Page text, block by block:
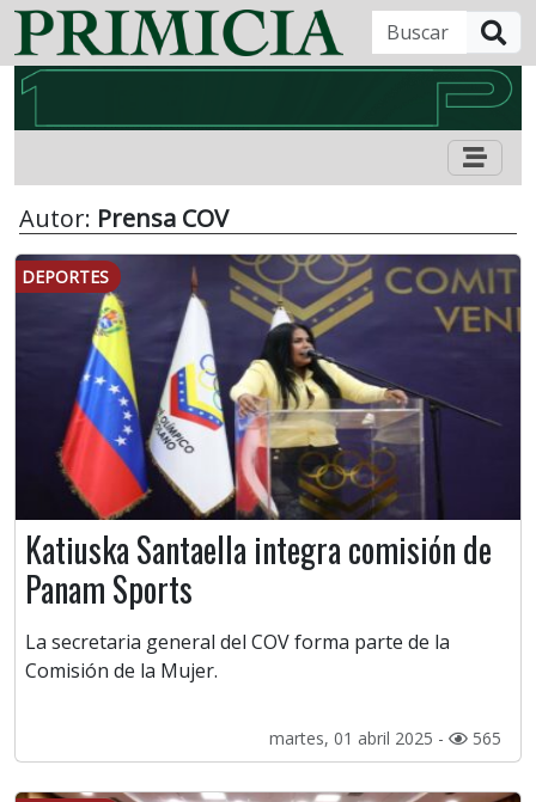
Autor: Prensa COV
DEPORTES
Katiuska Santaella integra comisión de
Panam Sports
La secretaria general del COV forma parte de la
Comisión de la Mujer.
martes, 01 abril 2025 - 565